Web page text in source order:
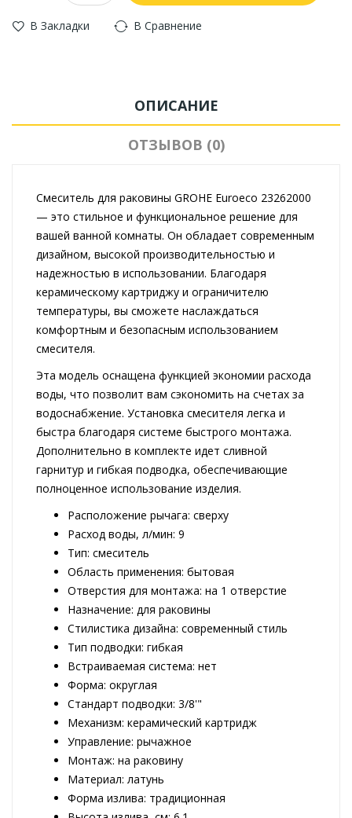
В Закладки В Сравнение
ОПИСАНИЕ
ОТЗЫВОВ (0)
Смеситель для раковины GROHE Euroeco 23262000
— это стильное и функциональное решение для
вашей ванной комнаты. Он обладает современным
дизайном, высокой производительностью и
надежностью в использовании. Благодаря
керамическому картриджу и ограничителю
температуры, вы сможете наслаждаться
комфортным и безопасным использованием
смесителя.
Эта модель оснащена функцией экономии расхода
воды, что позволит вам сэкономить на счетах за
водоснабжение. Установка смесителя легка и
быстра благодаря системе быстрого монтажа.
Дополнительно в комплекте идет сливной
гарнитур и гибкая подводка, обеспечивающие
полноценное использование изделия.
Расположение рычага: сверху
Расход воды, л/мин: 9
Тип: смеситель
Область применения: бытовая
Отверстия для монтажа: на 1 отверстие
Назначение: для раковины
Стилистика дизайна: современный стиль
Тип подводки: гибкая
Встраиваемая система: нет
Форма: округлая
Стандарт подводки: 3/8'"
Механизм: керамический картридж
Управление: рычажное
Монтаж: на раковину
Материал: латунь
Форма излива: традиционная